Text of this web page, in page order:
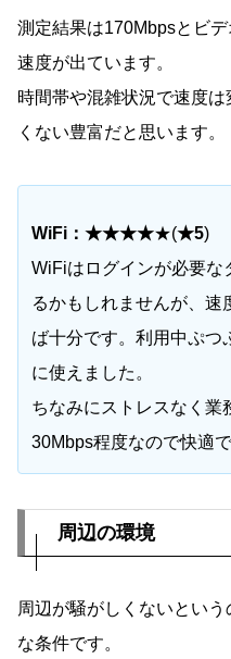
測定結果は170Mbpsとビ
速度が出ています。
時間帯や混雑状況で速度
くない豊富だと思います。
WiFi：★★★★★(★5)
WiFiはログインが必要な
るかもしれませんが、速
ば十分です。利用中ぷつ
に使えました。
ちなみにストレスなく業
30Mbps程度なので快適で
周辺の環境
周辺が騒がしくないとい
な条件です。